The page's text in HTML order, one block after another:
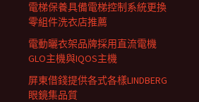
電梯保養具備電梯控制系統更換
零組件洗衣店推薦
電動曬衣架品牌採用直流電機
GLO主機與IQOS主機
屏東借錢提供各式各樣LINDBERG
眼鏡集品質